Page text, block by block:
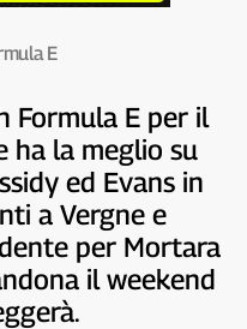
E
Formula E per il
ha la meglio su
ed Evans in
a Vergne e
per Mortara
il weekend